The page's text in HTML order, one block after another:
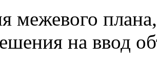
межевого
на ввод